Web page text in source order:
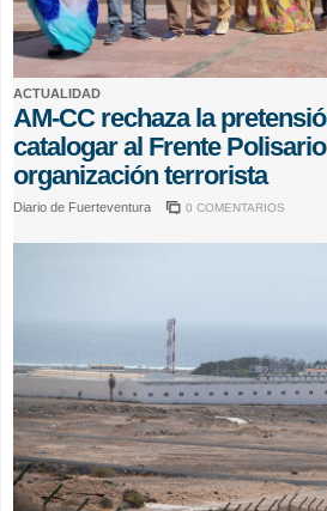
ACTUALIDAD
AM-CC rechaza la
catalogar al Frente
organización terrorista
Diario de Fuerteventura 0 COMENTARIOS